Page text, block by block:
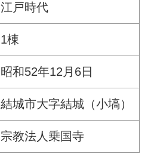
江戸時代
1棟
昭和52年12月6日
結城市大字結城（小塙）
宗教法人乗国寺